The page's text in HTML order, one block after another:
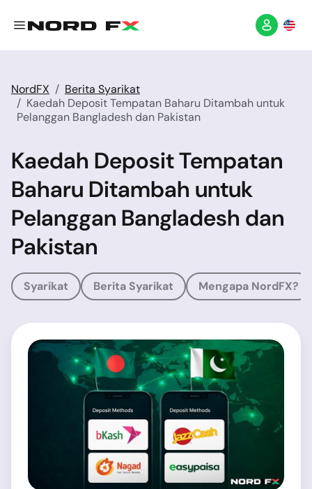
NordFX
Berita Syarikat
Kaedah Deposit Tempatan Baharu Ditambah untuk
Pelanggan Bangladesh dan Pakistan
Kaedah Deposit Tempatan
Baharu Ditambah untuk
Pelanggan Bangladesh dan
Pakistan
Syarikat Berita Syarikat Mengapa NordFX?